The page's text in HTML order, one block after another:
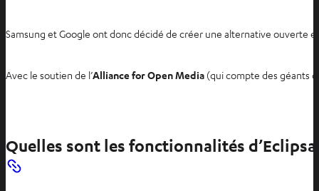
Samsung et Google ont donc décidé de créer une alternative ouverte
Avec le soutien de l’Alliance for Open Media (qui compte des géants
Quelles sont les fonctionnalités